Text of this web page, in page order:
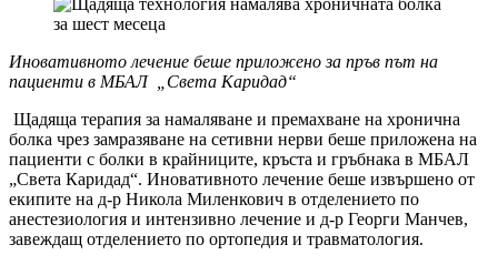
Иновативното лечение беше приложено за пръв път на
пациенти в МБАЛ„Света Каридад“
Щадяща терапия за намаляване и премахване на хронична
болка чрез замразяване на сетивни нерви беше приложена на
пациенти с болки в крайниците, кръста и гръбнака в МБАЛ
„Света Каридад“. Иновативното лечение беше извършено от
екипите на д-р Никола Миленкович в отделението по
анестезиология и интензивно лечение и д-р Георги Манчев,
завеждащ отделението по ортопедия и травматология.